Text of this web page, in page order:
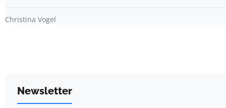
Christina Vogel
Newsletter